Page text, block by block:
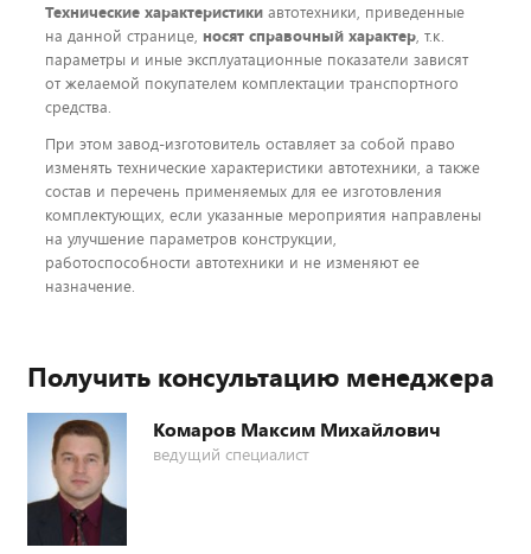
Технические характеристики автотехники, приведенные
на данной странице, носят справочный характер, т.к.
параметры и иные эксплуатационные показатели зависят
от желаемой покупателем комплектации транспортного
средства.
При этом завод-изготовитель оставляет за собой право
изменять технические характеристики автотехники, а также
состав и перечень применяемых для ее изготовления
комплектующих, если указанные мероприятия направлены
на улучшение параметров конструкции,
работоспособности автотехники и не изменяют ее
назначение.
Получить консультацию менеджера
Комаров Максим Михайлович
ведущий специалист